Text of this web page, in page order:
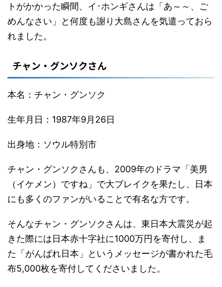
トがかかった瞬間、イ･ホンギさんは「あ～～、ご
めんなさい」と何度も謝り大島さんを気遣っておら
れました。
チャン・グンソクさん
本名：チャン・グンソク
生年月日：1987年9月26日
出身地：ソウル特別市
チャン・グンソクさんも、2009年のドラマ「美男
（イケメン）ですね」で大ブレイクを果たし、日本
にも多くのファンがいることで有名な方です。
そんなチャン・グンソクさんは、東日本大震災が起
きた際には日本赤十字社に1000万円を寄付し、ま
た「がんばれ日本」というメッセージが書かれた毛
布5,000枚を寄付してくださいました。